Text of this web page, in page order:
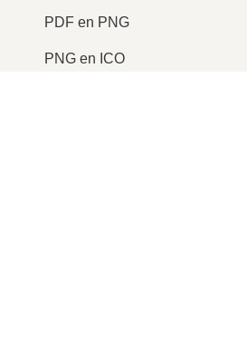
PDF en PNG
PNG en ICO